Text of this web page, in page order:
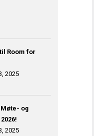
Room for
2025
og
2025